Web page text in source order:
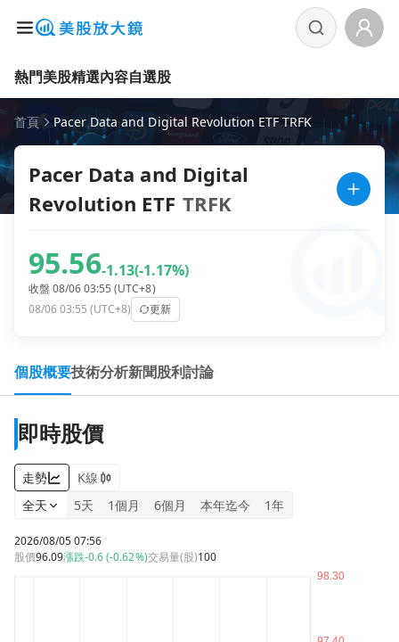
熱門美股精選內容自選股
首頁 Pacer Data and Digital Revolution ETF TRFK
Pacer Data and Digital
Revolution ETF TRFK
95.56-1.13(-1.17%)
收盤 08/06 03:55 (UTC+8)
08/06 03:55 (UTC+8)
更新
個股概要技術分析新聞股利討論
即時股價
走勢
K線
全天
5天 1個月 6個月 本年迄今 1年
2026/08/05 07:56
股價96.09漲跌-0.6 (-0.62%)交易量(股)100